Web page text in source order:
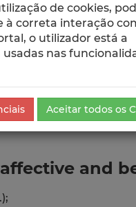
UNIDADES
and
de cookies,
à correta interação
o utilizador está a
nas
Aceitar todos os